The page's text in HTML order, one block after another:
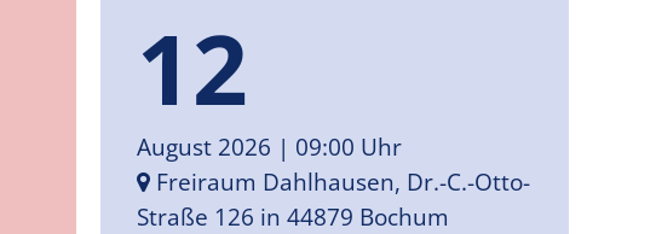
12
August 2026 | 09:00 Uhr
Freiraum Dahlhausen, Dr.-C.-Otto-
Straße 126 in 44879 Bochum